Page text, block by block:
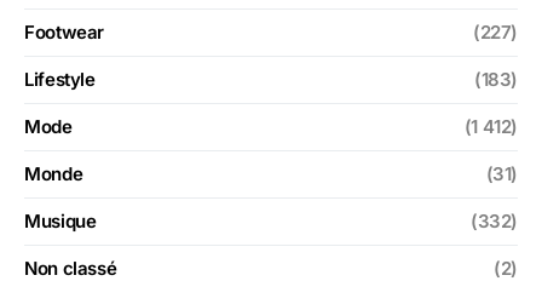
Footwear (227)
Lifestyle (183)
Mode (1 412)
Monde (31)
Musique (332)
Non classé (2)